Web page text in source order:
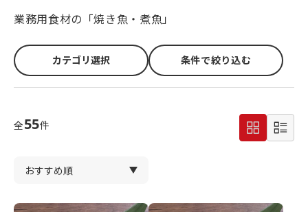
業務用食材の「焼き魚・煮魚」
カテゴリ選択 条件で絞り込む
全55件